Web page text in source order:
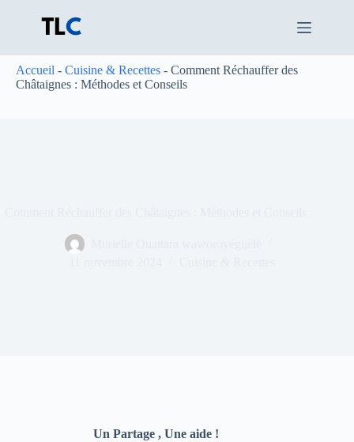
Accueil - Cuisine & Recettes - Comment Réchauffer des
Châtaignes : Méthodes et Conseils
Un Partage , Une aide !